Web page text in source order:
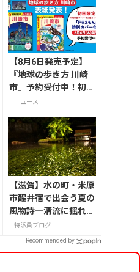
【8月6日発売予定】
『地球の歩き方 川崎
市』予約受付中！初回
限定版は「ドラえも
ニュース
【滋賀】水の町・米原
市醒井宿で出会う夏の
風物詩─清流に揺れる
梅花藻（8/24までラ
イトアップ実施中）
特派員ブログ
Recommended by